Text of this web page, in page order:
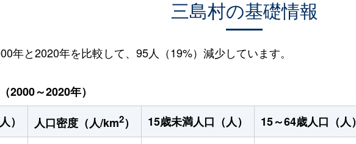
三島村の基礎情報
年と2020年を比較して、95人（19%）減少しています。
2000～2020年）
） 人口密度（人/km2） 15歳未満人口（人） 15～64歳人口（人）